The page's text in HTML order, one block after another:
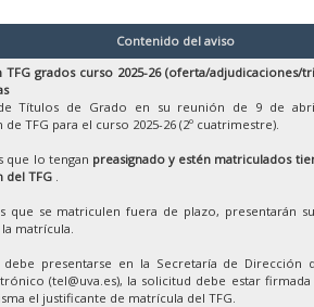
Contenido del aviso
grados curso 2025-26 (oferta/adjudicaciones/
Títulos de Grado en su reunión de 9 de
TFG para el curso 2025-26 (2º cuatrimestre).
que lo tengan preasignado y estén matriculados
del TFG .
que se matriculen fuera de plazo, presentarán
matrícula.
debe presentarse en la Secretaría de Dirección
(tel@uva.es), la solicitud debe estar
el justificante de matrícula del TFG.